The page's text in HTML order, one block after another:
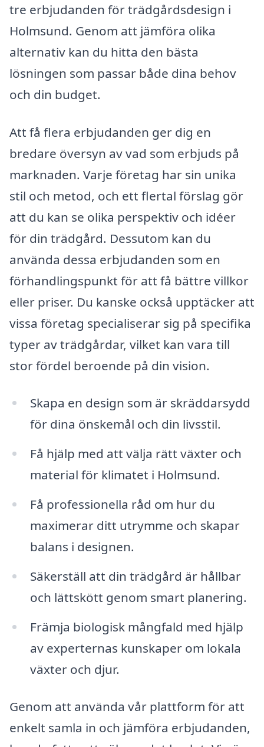
tre erbjudanden för trädgårdsdesign i
Holmsund. Genom att jämföra olika
alternativ kan du hitta den bästa
lösningen som passar både dina behov
och din budget.
Att få flera erbjudanden ger dig en
bredare översyn av vad som erbjuds på
marknaden. Varje företag har sin unika
stil och metod, och ett flertal förslag gör
att du kan se olika perspektiv och idéer
för din trädgård. Dessutom kan du
använda dessa erbjudanden som en
förhandlingspunkt för att få bättre villkor
eller priser. Du kanske också upptäcker att
vissa företag specialiserar sig på specifika
typer av trädgårdar, vilket kan vara till
stor fördel beroende på din vision.
Skapa en design som är skräddarsydd
för dina önskemål och din livsstil.
Få hjälp med att välja rätt växter och
material för klimatet i Holmsund.
Få professionella råd om hur du
maximerar ditt utrymme och skapar
balans i designen.
Säkerställ att din trädgård är hållbar
och lättskött genom smart planering.
Främja biologisk mångfald med hjälp
av experternas kunskaper om lokala
växter och djur.
Genom att använda vår plattform för att
enkelt samla in och jämföra erbjudanden,